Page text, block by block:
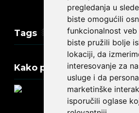
pregledanja u
biste omogućili
funkcionalnost veb
biste pružili bolje
lokaciji, da
interesovanje za
usluge i da
marketinške
isporučili oglase
Tags
Kako promeniti tekst na